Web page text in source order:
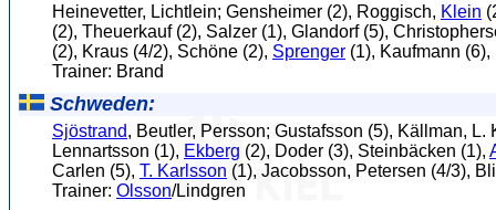
Heinevetter, Lichtlein; Gensheimer (2), Roggisch, Klein
(2), Theuerkauf (2), Salzer (1), Glandorf (5),
(2), Kraus (4/2), Schöne (2), Sprenger (1), Kaufmann
Trainer: Brand
Schweden:
Sjöstrand, Beutler, Persson; Gustafsson (5), Källman, L.
Lennartsson (1), Ekberg (2), Doder (3), Steinbäcken (1),
Carlen (5), T. Karlsson (1), Jacobsson, Petersen (4/3),
Trainer: Olsson/Lindgren